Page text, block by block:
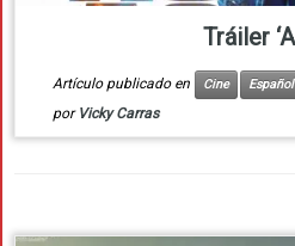
Tráiler
Artículo publicado en Cine Español
por Vicky Carras